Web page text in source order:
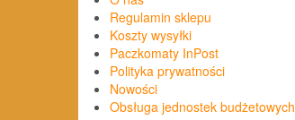
Regulamin sklepu
Koszty wysyłki
Paczkomaty InPost
Polityka prywatności
Nowości
Obsługa jednostek budżetowych